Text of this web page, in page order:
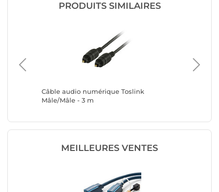
PRODUITS SIMILAIRES
Câble audio numérique Toslink
Mâle/Mâle - 3 m
MEILLEURES VENTES